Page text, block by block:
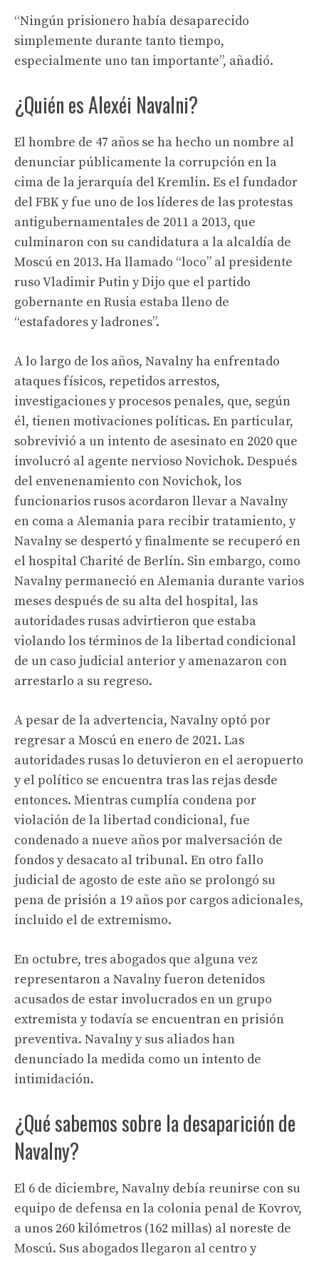
“Ningún prisionero había desaparecido
simplemente durante tanto tiempo,
especialmente uno tan importante”, añadió.
¿Quién es Alexéi Navalni?
El hombre de 47 años se ha hecho un nombre al
denunciar públicamente la corrupción en la
cima de la jerarquía del Kremlin. Es el fundador
del FBK y fue uno de los líderes de las protestas
antigubernamentales de 2011 a 2013, que
culminaron con su candidatura a la alcaldía de
Moscú en 2013. Ha llamado “loco” al presidente
ruso Vladimir Putin y Dijo que el partido
gobernante en Rusia estaba lleno de
“estafadores y ladrones”.
A lo largo de los años, Navalny ha enfrentado
ataques físicos, repetidos arrestos,
investigaciones y procesos penales, que, según
él, tienen motivaciones políticas. En particular,
sobrevivió a un intento de asesinato en 2020 que
involucró al agente nervioso Novichok. Después
del envenenamiento con Novichok, los
funcionarios rusos acordaron llevar a Navalny
en coma a Alemania para recibir tratamiento, y
Navalny se despertó y finalmente se recuperó en
el hospital Charité de Berlín. Sin embargo, como
Navalny permaneció en Alemania durante varios
meses después de su alta del hospital, las
autoridades rusas advirtieron que estaba
violando los términos de la libertad condicional
de un caso judicial anterior y amenazaron con
arrestarlo a su regreso.
A pesar de la advertencia, Navalny optó por
regresar a Moscú en enero de 2021. Las
autoridades rusas lo detuvieron en el aeropuerto
y el político se encuentra tras las rejas desde
entonces. Mientras cumplía condena por
violación de la libertad condicional, fue
condenado a nueve años por malversación de
fondos y desacato al tribunal. En otro fallo
judicial de agosto de este año se prolongó su
pena de prisión a 19 años por cargos adicionales,
incluido el de extremismo.
En octubre, tres abogados que alguna vez
representaron a Navalny fueron detenidos
acusados ​​de estar involucrados en un grupo
extremista y todavía se encuentran en prisión
preventiva. Navalny y sus aliados han
denunciado la medida como un intento de
intimidación.
¿Qué sabemos sobre la desaparición de
Navalny?
El 6 de diciembre, Navalny debía reunirse con su
equipo de defensa en la colonia penal de Kovrov,
a unos 260 kilómetros (162 millas) al noreste de
Moscú. Sus abogados llegaron al centro y